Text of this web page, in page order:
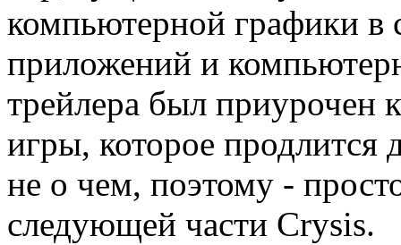
компьютерной графики в
приложений и
трейлера был приурочен
игры, которое продлится
не о чем, поэтому -
следующей части Crysis.